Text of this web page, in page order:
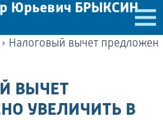
Юрьевич БРЫКСИН
›
ВЫЧЕТ
УВЕЛИЧИТЬ В